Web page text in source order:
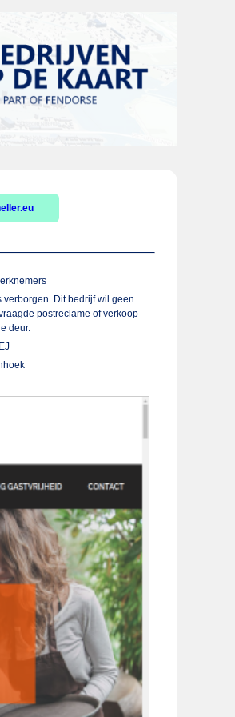
verborgen. Dit bedrijf wil geen
postreclame of verkoop
deur.